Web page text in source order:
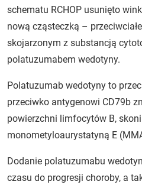
schematu RCHOP usunięto
nową cząsteczką –
skojarzonym z substancją
polatuzumabem wedotyny.
Polatuzumab wedotyny to
przeciwko antygenowi CD79b
powierzchni limfocytów B,
monometyloaurystatyną E
Dodanie polatuzumabu
czasu do progresji choroby, a